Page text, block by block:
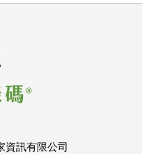
資訊有限公司